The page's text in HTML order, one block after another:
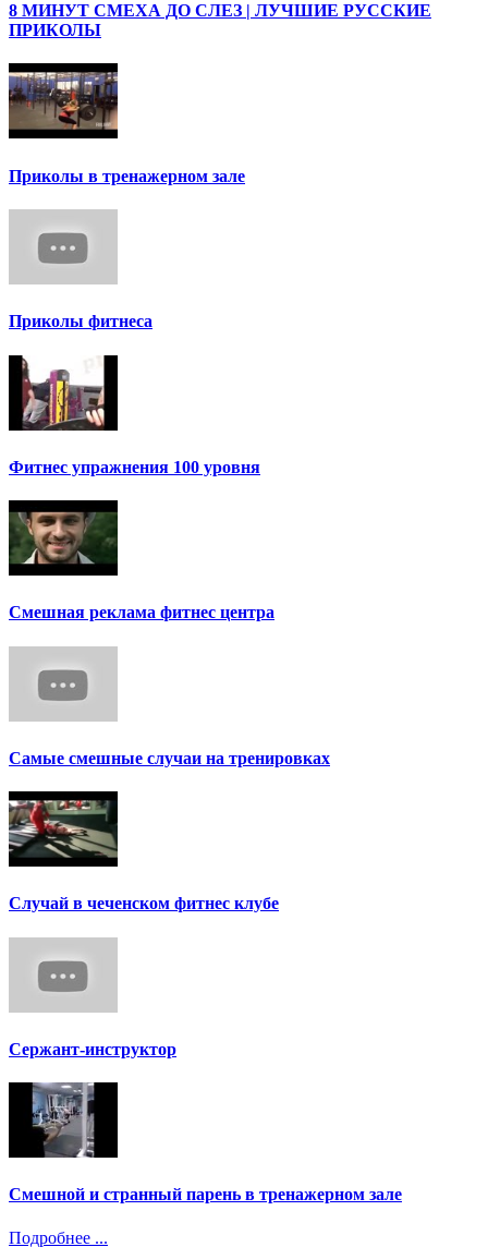
8 МИНУТ СМЕХА ДО СЛЕЗ | ЛУЧШИЕ РУССКИЕ
ПРИКОЛЫ
Приколы в тренажерном зале
Приколы фитнеса
Фитнес упражнения 100 уровня
Смешная реклама фитнес центра
Самые смешные случаи на тренировках
Случай в чеченском фитнес клубе
Сержант-инструктор
Смешной и странный парень в тренажерном зале
Подробнее ...